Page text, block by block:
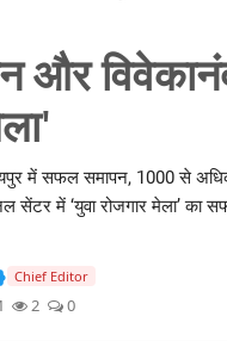
और विवेकानंद
में सफल समापन, 1000 से
सेंटर में ‘युवा रोजगार मेला’
Verified Public Figure •
Chief Editor
2 0